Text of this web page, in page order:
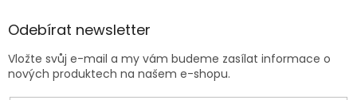
Odebírat newsletter
Vložte svůj e-mail a my vám budeme zasílat informace o
nových produktech na našem e-shopu.